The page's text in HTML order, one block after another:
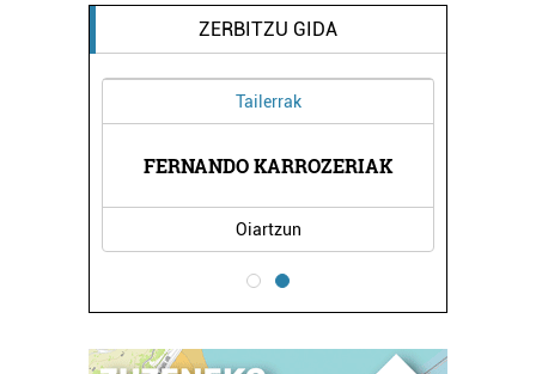
ZERBITZU GIDA
Tailerrak
FERNANDO KARROZERIAK
Oiartzun